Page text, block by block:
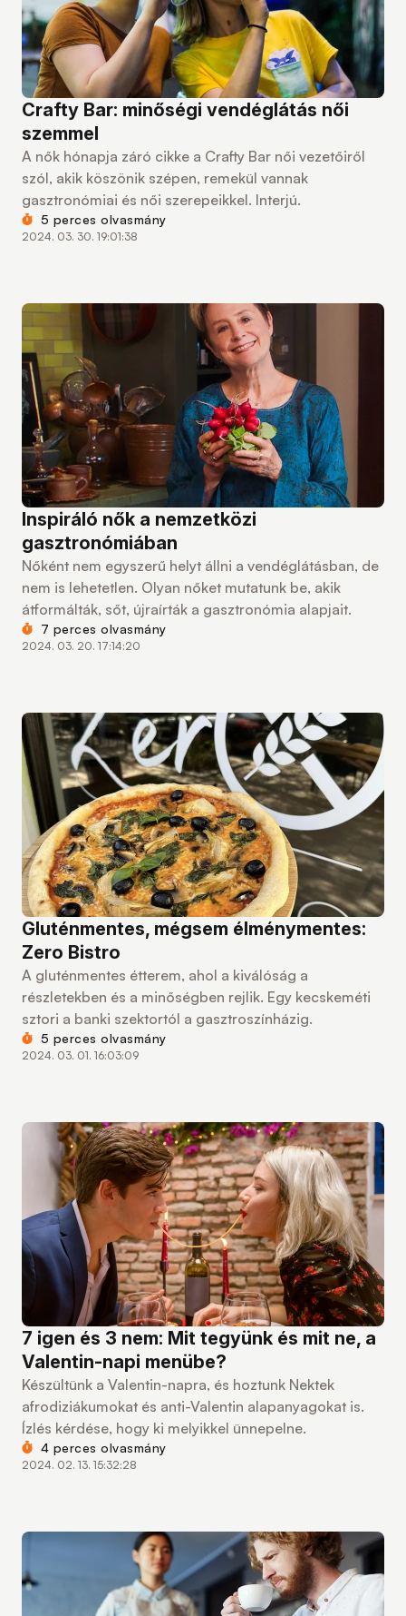
Crafty Bar: minőségi vendéglátás női
szemmel
A nők hónapja záró cikke a Crafty Bar női vezetőiről
szól, akik köszönik szépen, remekül vannak
gasztronómiai és női szerepeikkel. Interjú.
5 perces olvasmány
2024. 03. 30. 19:01:38
Inspiráló nők a nemzetközi
gasztronómiában
Nőként nem egyszerű helyt állni a vendéglátásban, de
nem is lehetetlen. Olyan nőket mutatunk be, akik
átformálták, sőt, újraírták a gasztronómia alapjait.
7 perces olvasmány
2024. 03. 20. 17:14:20
Gluténmentes, mégsem élménymentes:
Zero Bistro
A gluténmentes étterem, ahol a kiválóság a
részletekben és a minőségben rejlik. Egy kecskeméti
sztori a banki szektortól a gasztroszínházig.
5 perces olvasmány
2024. 03. 01. 16:03:09
7 igen és 3 nem: Mit tegyünk és mit ne, a
Valentin-napi menübe?
Készültünk a Valentin-napra, és hoztunk Nektek
afrodiziákumokat és anti-Valentin alapanyagokat is.
Ízlés kérdése, hogy ki melyikkel ünnepelne.
4 perces olvasmány
2024. 02. 13. 15:32:28